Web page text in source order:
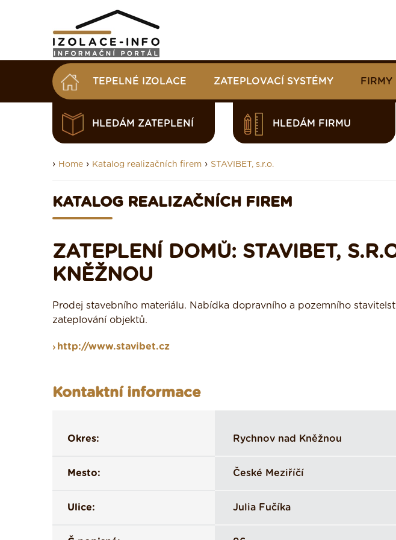
TEPELNÉ IZOLACE ZATEPLOVACÍ SYSTÉMY FIRMY
HLEDÁM ZATEPLENÍ HLEDÁM FIRMU
› Home › Katalog realizačních firem › STAVIBET, s.r.o.
KATALOG REALIZAČNÍCH FIREM
ZATEPLENÍ DOMŮ: STAVIBET,
KNĚŽNOU
Prodej stavebního materiálu. Nabídka dopravního a pozemního
zateplování objektů.
http://www.stavibet.cz
Kontaktní informace
Okres: Rychnov nad Kněžnou
Mesto: České Meziříčí
Ulice: Julia Fučíka